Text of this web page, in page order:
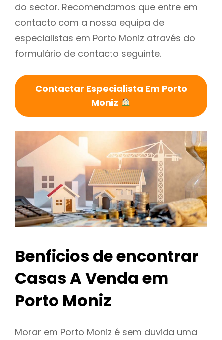
do sector. Recomendamos que entre em
contacto com a nossa equipa de
especialistas em Porto Moniz através do
formulário de contacto seguinte.
Contactar Especialista Em Porto
Moniz
Benficios de encontrar
Casas A Venda em
Porto Moniz
Morar em Porto Moniz é sem duvida uma